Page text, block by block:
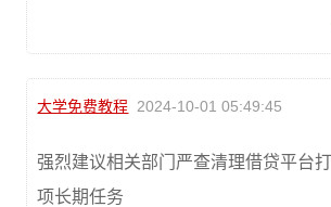
大学免费教程 2024-10-01 05:49:45
强烈建议相关部门严查清理借贷平台
项长期任务